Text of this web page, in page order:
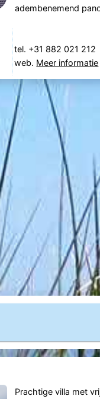
adembenemend
tel. +31 882 021 212
web. Meer informatie
Prachtige villa met